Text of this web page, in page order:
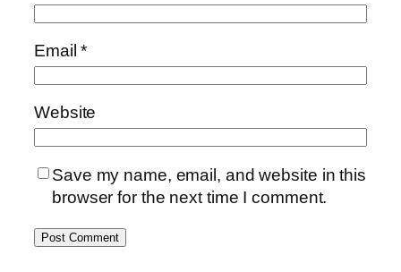
Email*
Website
Save my name, email, and website in this
browser for the next time I comment.